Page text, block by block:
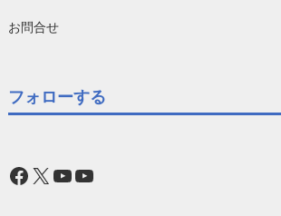
お問合せ
フォローする
Facebook
X YouTube
YouTube